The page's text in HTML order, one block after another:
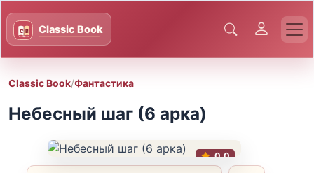
Classic Book/Фантастика
Небесный шаг (6 арка)
0.0